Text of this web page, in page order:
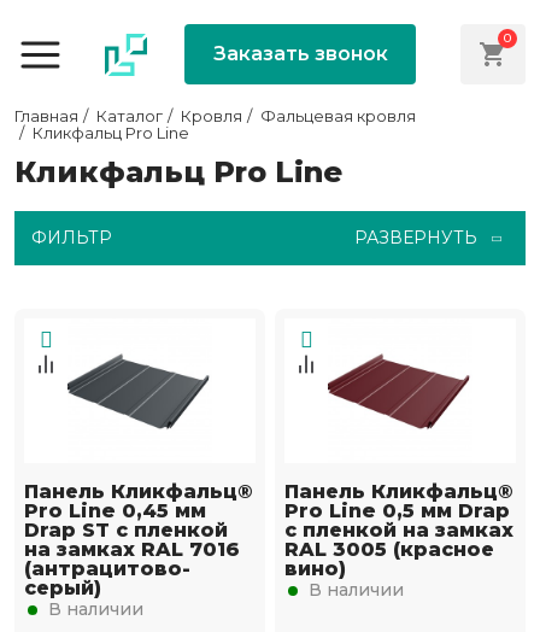
Заказать звонок
0
Главная Каталог Кровля
Фальцевая кровля
Кликфальц Pro Line
Кликфальц Pro Line
ФИЛЬТР РАЗВЕРНУТЬ
Панель Кликфальц®
Pro Line 0,45 мм
Drap ST с пленкой
на замках RAL 7016
(антрацитово-
серый)
В наличии
Панель Кликфальц®
Pro Line 0,5 мм Drap
с пленкой на замках
RAL 3005 (красное
вино)
В наличии